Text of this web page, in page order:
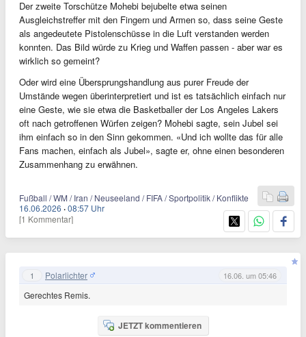
Der zweite Torschütze Mohebi bejubelte etwa seinen
Ausgleichstreffer mit den Fingern und Armen so, dass seine Geste
als angedeutete Pistolenschüsse in die Luft verstanden werden
konnten. Das Bild würde zu Krieg und Waffen passen - aber war es
wirklich so gemeint?
Oder wird eine Übersprungshandlung aus purer Freude der
Umstände wegen überinterpretiert und ist es tatsächlich einfach nur
eine Geste, wie sie etwa die Basketballer der Los Angeles Lakers
oft nach getroffenen Würfen zeigen? Mohebi sagte, sein Jubel sei
ihm einfach so in den Sinn gekommen. «Und ich wollte das für alle
Fans machen, einfach als Jubel», sagte er, ohne einen besonderen
Zusammenhang zu erwähnen.
Fußball / WM / Iran / Neuseeland / FIFA / Sportpolitik / Konflikte
16.06.2026 ·08:57 Uhr
[1 Kommentar]
1 Polarlichter 16.06. um 05:46
Gerechtes Remis.
JETZT kommentieren